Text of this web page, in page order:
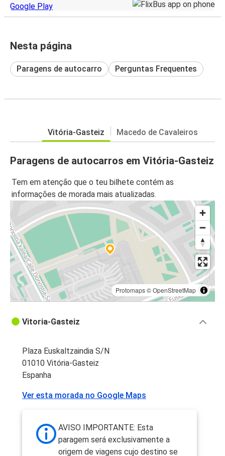
Nesta página
Paragens de autocarro Perguntas Frequentes
Vitória-Gasteiz Macedo de Cavaleiros
Paragens de autocarros em Vitória-Gasteiz
Tem em atenção que o teu bilhete contém as
informações de morada mais atualizadas.
Protomaps©OpenStreetMap
Vitoria-Gasteiz
Plaza Euskaltzaindia S/N
01010 Vitória-Gasteiz
Espanha
Ver esta morada no Google Maps
AVISO IMPORTANTE: Esta
paragem será exclusivamente a
origem de viagens cujo destino se